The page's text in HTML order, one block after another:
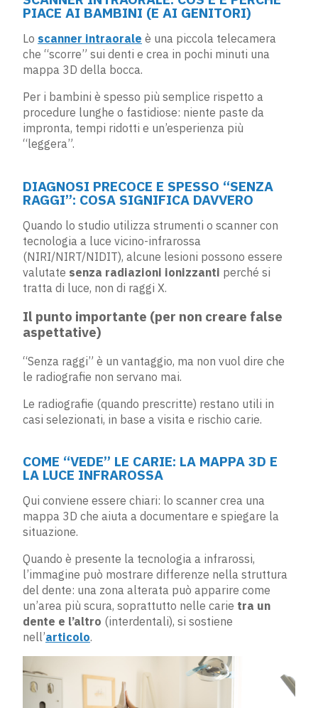
PIACE AI BAMBINI (E AI GENITORI)
Lo scanner intraorale è una piccola telecamera
che “scorre” sui denti e crea in pochi minuti una
mappa 3D della bocca.
Per i bambini è spesso più semplice rispetto a
procedure lunghe o fastidiose: niente paste da
impronta, tempi ridotti e un’esperienza più
“leggera”.
DIAGNOSI PRECOCE E SPESSO “SENZA
RAGGI”: COSA SIGNIFICA DAVVERO
Quando lo studio utilizza strumenti o scanner con
tecnologia a luce vicino-infrarossa
(NIRI/NIRT/NIDIT), alcune lesioni possono essere
valutate senza radiazioni ionizzanti perché si
tratta di luce, non di raggi X.
Il punto importante (per non creare false
aspettative)
“Senza raggi” è un vantaggio, ma non vuol dire che
le radiografie non servano mai.
Le radiografie (quando prescritte) restano utili in
casi selezionati, in base a visita e rischio carie.
COME “VEDE” LE CARIE: LA MAPPA 3D E
LA LUCE INFRAROSSA
Qui conviene essere chiari: lo scanner crea una
mappa 3D che aiuta a documentare e spiegare la
situazione.
Quando è presente la tecnologia a infrarossi,
l’immagine può mostrare differenze nella struttura
del dente: una zona alterata può apparire come
un’area più scura, soprattutto nelle carie tra un
dente e l’altro (interdentali), si sostiene
nell’articolo.